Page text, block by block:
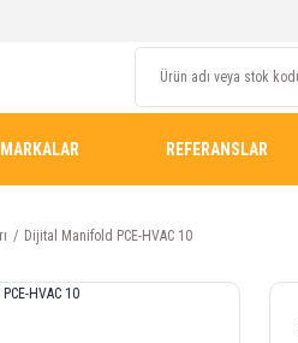
MARKALAR REFERANSLAR
Dijital Manifold PCE-HVAC 10